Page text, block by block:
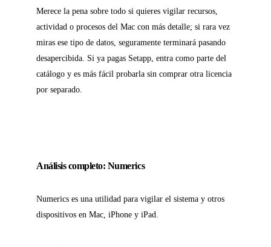
Merece la pena sobre todo si quieres vigilar recursos,
actividad o procesos del Mac con más detalle; si rara vez
miras ese tipo de datos, seguramente terminará pasando
desapercibida. Si ya pagas Setapp, entra como parte del
catálogo y es más fácil probarla sin comprar otra licencia
por separado.
Análisis completo: Numerics
Numerics es una utilidad para vigilar el sistema y otros
dispositivos en Mac, iPhone y iPad.